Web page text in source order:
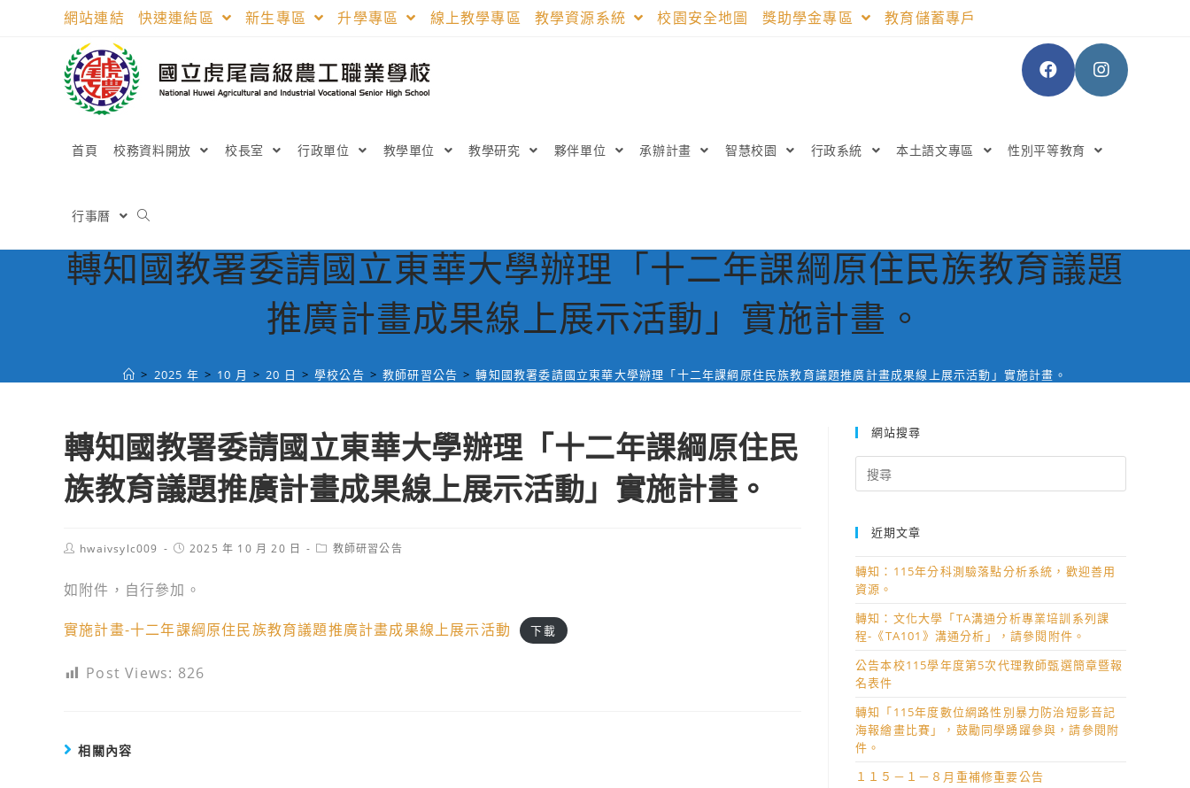
網站連結 快速連結區 新生專區 升學專區 線上教學專區 教學資源系統 校園安全地圖 獎助學金專區 教育儲蓄專戶
首頁 校務資料開放 校長室 行政單位 教學單位 教學研究 夥伴單位 承辦計畫 智慧校園 行政系統 本土語文專區 性別平等教育
行事曆
轉知國教署委請國立東華大學辦理「十二年課綱原住民族教育議題
推廣計畫成果線上展示活動」實施計畫。
> 2025 年 > 10 月 > 20 日 > 學校公告 > 教師研習公告 > 轉知國教署委請國立東華大學辦理「十二年課綱原住民族教育議題推廣計畫成果線上展示活動」實施計畫。
轉知國教署委請國立東華大學辦理「十二年課綱原住民
族教育議題推廣計畫成果線上展示活動」實施計畫。
Posthwaivsylc009
Post2025 年 10 月 20 日
Post教師研習公告
如附件，自行參加。
實施計畫-十二年課綱原住民族教育議題推廣計畫成果線上展示活動 下載
Post Views: 826
相關內容
網站搜尋
for:
近期文章
轉知：115年分科測驗落點分析系統，歡迎善用
資源。
轉知：文化大學「TA溝通分析專業培訓系列課
程-《TA101》溝通分析」，請參閱附件。
公告本校115學年度第5次代理教師甄選簡章暨報
名表件
轉知「115年度數位網路性別暴力防治短影音記
海報繪畫比賽」，鼓勵同學踴躍參與，請參閱附
件。
１１５－１－８月重補修重要公告